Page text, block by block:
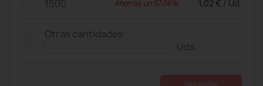
1500 Ahorras un 57,06% 1,02 € / Ud.
Otras cantidades
Uds.